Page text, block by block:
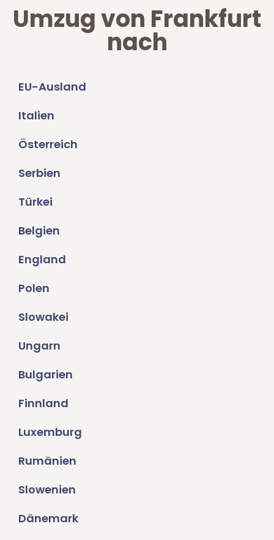
Umzug von Frankfurt
nach
EU-Ausland
Italien
Österreich
Serbien
Türkei
Belgien
England
Polen
Slowakei
Ungarn
Bulgarien
Finnland
Luxemburg
Rumänien
Slowenien
Dänemark